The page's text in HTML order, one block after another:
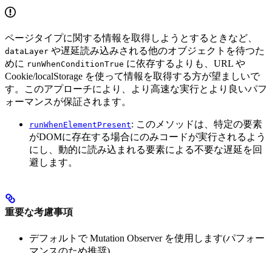
ページタイプに関する情報を取得しようとするときなど、
dataLayer や遅延読み込みされる他のオブジェクトを待つた
めに runWhenConditionTrue に依存するよりも、URL や
Cookie/localStorage を使って情報を取得する方が望ましいで
す。このアプローチにより、より高速な実行とより良いパフ
ォーマンスが保証されます。
runWhenElementPresent: このメソッドは、特定の要素
がDOMに存在する場合にのみコードが実行されるよう
にし、動的に読み込まれる要素による不要な遅延を回
避します。
重要な考慮事項
デフォルトで Mutation Observer を使用します(パフォー
マンスのため推奨)。